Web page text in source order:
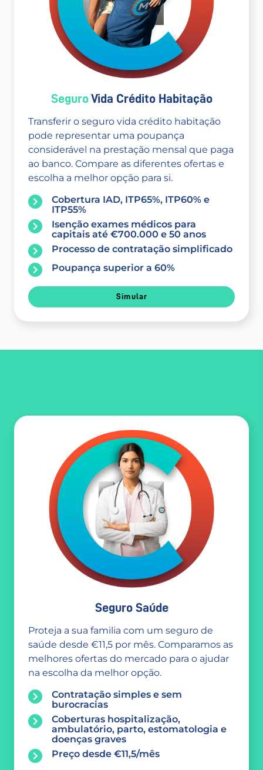
SeguroVida Crédito Habitação
Transferir o seguro vida crédito habitação
pode representar uma poupança
considerável na prestação mensal que paga
ao banco. Compare as diferentes ofertas e
escolha a melhor opção para si.
Cobertura IAD, ITP65%, ITP60% e
ITP55%
Isenção exames médicos para
capitais até €700.000 e 50 anos
Processo de contratação simplificado
Poupança superior a 60%
Simular
Seguro Saúde
Proteja a sua familia com um seguro de
saúde desde €11,5 por mês. Comparamos as
melhores ofertas do mercado para o ajudar
na escolha da melhor opção.
Contratação simples e sem
burocracias
Coberturas hospitalização,
ambulatório, parto, estomatologia e
doenças graves
Preço desde €11,5/mês